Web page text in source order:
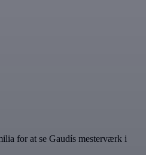
for at se Gaudís mesterværk i